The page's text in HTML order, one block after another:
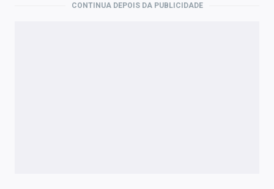
CONTINUA DEPOIS DA PUBLICIDADE